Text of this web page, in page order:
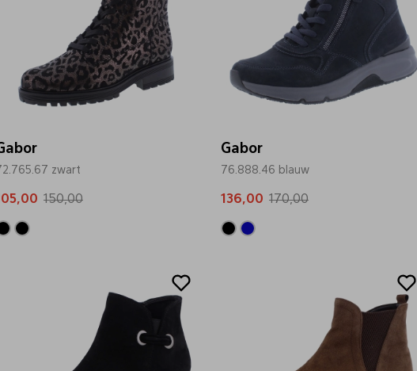
zwart
150,00
Gabor
76.888.46 blauw
136,00 170,00